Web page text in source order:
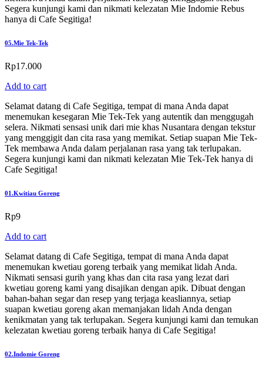
Segera kunjungi kami dan nikmati kelezatan Mie Indomie Rebus
hanya di Cafe Segitiga!
05.Mie Tek-Tek
Rp17.000
Add to cart
Selamat datang di Cafe Segitiga, tempat di mana Anda dapat
menemukan kesegaran Mie Tek-Tek yang autentik dan menggugah
selera. Nikmati sensasi unik dari mie khas Nusantara dengan tekstur
yang menggigit dan cita rasa yang memikat. Setiap suapan Mie Tek-
Tek membawa Anda dalam perjalanan rasa yang tak terlupakan.
Segera kunjungi kami dan nikmati kelezatan Mie Tek-Tek hanya di
Cafe Segitiga!
01.Kwitiau Goreng
Rp9
Add to cart
Selamat datang di Cafe Segitiga, tempat di mana Anda dapat
menemukan kwetiau goreng terbaik yang memikat lidah Anda.
Nikmati sensasi gurih yang khas dan cita rasa yang lezat dari
kwetiau goreng kami yang disajikan dengan apik. Dibuat dengan
bahan-bahan segar dan resep yang terjaga keasliannya, setiap
suapan kwetiau goreng akan memanjakan lidah Anda dengan
kenikmatan yang tak terlupakan. Segera kunjungi kami dan temukan
kelezatan kwetiau goreng terbaik hanya di Cafe Segitiga!
02.Indomie Goreng